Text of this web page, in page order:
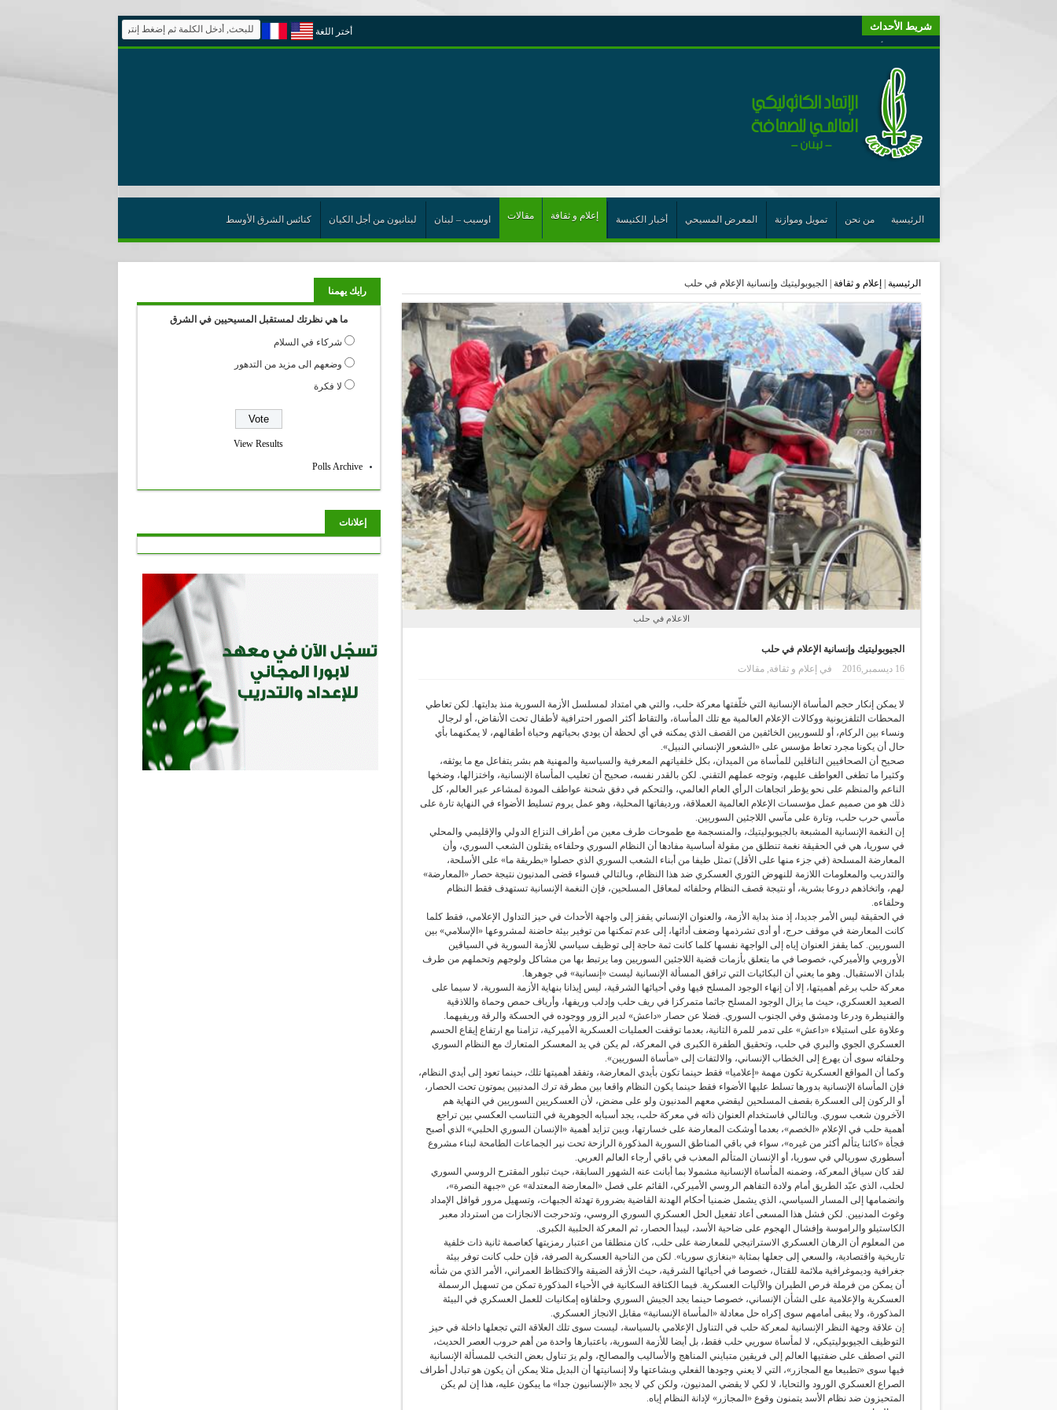
شريط الأحداث
“لبنانيون من أجل الكيان” (اتحاد اورا) : طرح رئيس الجمهورية حول اللامركزية الموسعة شرط واجب للخروج من حالة الجمود
يتبع في معنى الأعجوبة
ترشيح أسعد جوان لجائزة نوبل يعزّز تثبيت
احتفالات عيد القديس شربل تتواصل في بقاعكفرا…
رئيسة أوسيب لبنان تلتقي غبطة البطريرك وتطلع على نشاطات الإتحاد
من يختصر الله يجعل الدين خطرًا
لقاء إعلامي لمكتب راعوية الشبيبة- بكركي
الجامعة الأنطونية تخرج طلاب دفعة 2026 وتدعوهم لأن يكونوا بذور نجاح في كل العالم
أختر اللغة
الرئيسية من نحن تمويل وموازنة المعرض المسيحي أخبار الكنيسة إعلام و ثقافة مقالات اوسيب – لبنان لبنانيون من أجل الكيان كنائس الشرق الأوسط
الرئيسية إعلام و ثقافة الجيوبوليتيك وإنسانية الإعلام في حلب
الاعلام في حلب
الجيوبوليتيك وإنسانية الإعلام في حلب
16 ديسمبر,2016
في إعلام و ثقافة,مقالات
لا يمكن إنكار حجم المأساة الإنسانية التي خلّفتها معركة حلب، والتي هي امتداد لمسلسل الأزمة السورية منذ بدايتها. لكن تعاطي
المحطات التلفزيونية ووكالات الإعلام العالمية مع تلك المأساة، والتقاط أكثر الصور احترافية لأطفال تحت الأنقاض، أو لرجال
ونساء بين الركام، أو للسوريين الخائفين من القصف الذي يمكنه في أي لحظة أن يودي بحياتهم وحياة أطفالهم، لا يمكنهما بأي
حال أن يكونا مجرد تعاط مؤسس على «الشعور الإنساني النبيل».
صحيح أن الصحافيين الناقلين للمأساة من الميدان، بكل خلفياتهم المعرفية والسياسية والمهنية هم بشر يتفاعل مع ما يوثقه،
وكثيرا ما تطغى العواطف عليهم، وتوجه عملهم التقني. لكن بالقدر نفسه، صحيح أن تعليب المأساة الإنسانية، واختزالها، وضخها
الناعم والمنظم على نحو يؤطر اتجاهات الرأي العام العالمي، والتحكم في دفق شحنة عواطف المودة لمشاعر عبر العالم، كل
ذلك هو من صميم عمل مؤسسات الإعلام العالمية العملاقة، ورديفاتها المحلية، وهو عمل يروم تسليط الأضواء في النهاية تارة على
مآسي حرب حلب، وتارة على مآسي اللاجئين السوريين.
إن النغمة الإنسانية المشبعة بالجيوبوليتيك، والمنسجمة مع طموحات طرف معين من أطراف النزاع الدولي والإقليمي والمحلي
في سوريا، هي في الحقيقة نغمة تنطلق من مقولة أساسية مفادها أن النظام السوري وحلفاءه يقتلون الشعب السوري، وأن
المعارضة المسلحة (في جزء منها على الأقل) تمثل طيفا من أبناء الشعب السوري الذي حصلوا «بطريقة ما» على الأسلحة،
والتدريب والمعلومات اللازمة للنهوض الثوري العسكري ضد هذا النظام، وبالتالي فسواء قضى المدنيون نتيجة حصار «المعارضة»
لهم، واتخاذهم دروعا بشرية، أو نتيجة قصف النظام وحلفائه لمعاقل المسلحين، فإن النغمة الإنسانية تستهدف فقط النظام
وحلفاءه.
في الحقيقة ليس الأمر جديدا، إذ منذ بداية الأزمة، والعنوان الإنساني يقفز إلى واجهة الأحداث في حيز التداول الإعلامي، فقط كلما
كانت المعارضة في موقف حرج، أو أدى تشرذمها وضعف أدائها، إلى عدم تمكنها من توفير بيئة حاضنة لمشروعها «الإسلامي» بين
السوريين. كما يقفز العنوان إياه إلى الواجهة نفسها كلما كانت ثمة حاجة إلى توظيف سياسي للأزمة السورية في السياقين
الأوروبي والأميركي، خصوصا في ما يتعلق بأزمات قضية اللاجئين السوريين وما يرتبط بها من مشاكل ولوجهم وتحملهم من طرف
بلدان الاستقبال. وهو ما يعني أن البكائيات التي ترافق المسألة الإنسانية ليست «إنسانية» في جوهرها.
معركة حلب برغم أهميتها، إلا أن إنهاء الوجود المسلح فيها وفي أحيائها الشرقية، ليس إيذانا بنهاية الأزمة السورية، لا سيما على
الصعيد العسكري، حيث ما يزال الوجود المسلح جاثما متمركزا في ريف حلب وإدلب وريفها، وأرياف حمص وحماة واللاذقية
والقنيطرة ودرعا ودمشق وفي الجنوب السوري. فضلا عن حصار «داعش» لدير الزور ووجوده في الحسكة والرقة وريفيهما.
وعلاوة على استيلاء «داعش» على تدمر للمرة الثانية، بعدما توقفت العمليات العسكرية الأميركية، تزامنا مع ارتفاع إيقاع الحسم
العسكري الجوي والبري في حلب، وتحقيق الطفرة الكبرى في المعركة، لم يكن في يد المعسكر المتعارك مع النظام السوري
وحلفائه سوى أن يهرع إلى الخطاب الإنساني، والالتفات إلى «مأساة السوريين».
وكما أن المواقع العسكرية تكون مهمة «إعلاميا» فقط حينما تكون بأيدي المعارضة، وتفقد أهميتها تلك، حينما تعود إلى أيدي النظام،
فإن المأساة الإنسانية بدورها تسلط عليها الأضواء فقط حينما يكون النظام واقعا بين مطرقة ترك المدنيين يموتون تحت الحصار،
أو الركون إلى العسكرة بقصف المسلحين ليقضي معهم المدنيون ولو على مضض، لأن العسكريين السوريين في النهاية هم
الآخرون شعب سوري. وبالتالي فاستخدام العنوان ذاته في معركة حلب، يجد أسبابه الجوهرية في التناسب العكسي بين تراجع
أهمية حلب في الإعلام «الخصم»، بعدما أوشكت المعارضة على خسارتها، وبين تزايد أهمية «الإنسان السوري الحلبي» الذي أصبح
فجأة «كائنا يتألم أكثر من غيره»، سواء في باقي المناطق السورية المذكورة الرازحة تحت نير الجماعات الطامحة لبناء مشروع
أسطوري سوريالي في سوريا، أو الإنسان المتألم المعذب في باقي أرجاء العالم العربي.
لقد كان سياق المعركة، وضمنه المأساة الإنسانية مشمولا بما أبانت عنه الشهور السابقة، حيث تبلور المقترح الروسي السوري
لحلب، الذي عبّد الطريق أمام ولادة التفاهم الروسي الأميركي، القائم على فصل «المعارضة المعتدلة» عن «جبهة النصرة»،
وانضمامها إلى المسار السياسي، الذي يشمل ضمنيا أحكام الهدنة القاضية بضرورة تهدئة الجبهات، وتسهيل مرور قوافل الإمداد
وغوث المدنيين. لكن فشل هذا المسعى أعاد تفعيل الحل العسكري السوري الروسي، وتدحرجت الانجازات من استرداد معبر
الكاستيلو والراموسة وإفشال الهجوم على ضاحية الأسد، ليبدأ الحصار، ثم المعركة الحلبية الكبرى.
من المعلوم أن الرهان العسكري الاستراتيجي للمعارضة على حلب، كان منطلقا من اعتبار رمزيتها كعاصمة ثانية ذات خلفية
تاريخية واقتصادية، والسعي إلى جعلها بمثابة «بنغازي سوريا». لكن من الناحية العسكرية الصرفة، فإن حلب كانت توفر بيئة
جغرافية وديموغرافية ملائمة للقتال، خصوصا في أحيائها الشرقية، حيث الأزقة الضيقة والاكتظاظ العمراني، الأمر الذي من شأنه
أن يمكن من فرملة فرص الطيران والآليات العسكرية. فيما الكثافة السكانية في الأحياء المذكورة تمكن من تسهيل الرسملة
العسكرية والإعلامية على الشأن الإنساني، خصوصا حينما يجد الجيش السوري وحلفاؤه إمكانيات للعمل العسكري في البيئة
المذكورة، ولا يبقى أمامهم سوى إكراه حل معادلة «المأساة الإنسانية» مقابل الانجاز العسكري.
إن علاقة وجهة النظر الإنسانية لمعركة حلب في التناول الإعلامي بالسياسة، ليست سوى تلك العلاقة التي تجعلها داخلة في حيز
التوظيف الجيوبوليتيكي، لا لمأساة سوريي حلب فقط، بل أيضا للأزمة السورية، باعتبارها واحدة من أهم حروب العصر الحديث،
التي اصطف على ضفتيها العالم إلى فريقين متبايني المناهج والأساليب والمصالح، ولم يرَ تناول بعض النخب للمسألة الإنسانية
فيها سوى «تطبيعا مع المجازر»، التي لا يعني وجودها الفعلي وبشاعتها ولا إنسانيتها أن البديل مثلا يمكن أن يكون هو تبادل أطراف
الصراع العسكري الورود والتحايا، لا لكي لا يقضي المدنيون، ولكن كي لا يجد «الإنسانيون جدا» ما يبكون عليه، هذا إن لم يكن
المتحيزون ضد نظام الأسد يتمنون وقوع «المجازر» لإدانة النظام إياه.
رايك يهمنا
ما هي نظرتك لمستقبل المسيحيين في الشرق
شركاء في السلام
وضعهم الى مزيد من التدهور
لا فكرة
View Results
Polls Archive
إعلانات